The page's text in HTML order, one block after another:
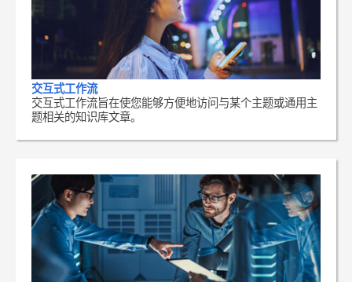
交互式工作流
交互式工作流旨在使您能够方便地访问与某个主题或通用主
题相关的知识库文章。